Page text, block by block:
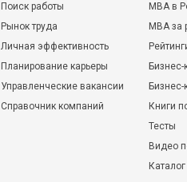
Поиск работы
Рынок труда
Личная эффективность
Планирование карьеры
Управленческие вакансии
Справочник компаний
MBA в
MBA
Бизнес-
Книги
Тесты
Видео